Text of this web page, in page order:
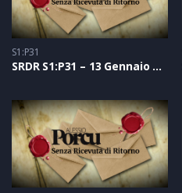
S1:P31
SRDR S1:P31 – 13 Gennaio 2021